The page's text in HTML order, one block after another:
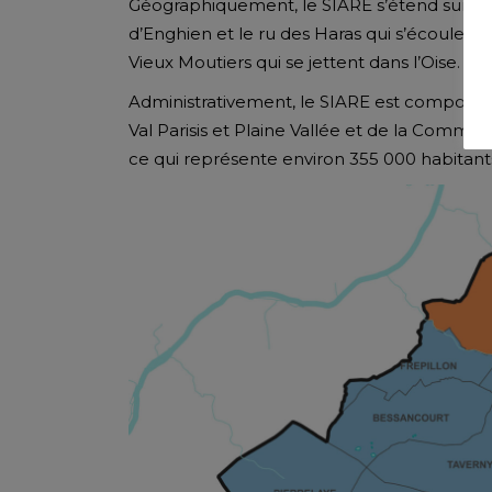
Géographiquement, le SIARE s’étend sur
d’Enghien et le ru des Haras qui s’écoulent
Vieux Moutiers qui se jettent dans l’Oise.
Administrativement, le SIARE est
Val Parisis et Plaine Vallée et de la
ce qui représente environ 355 000